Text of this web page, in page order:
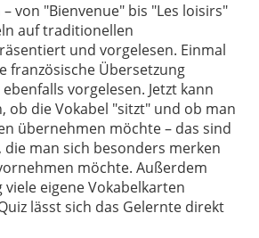
von "Bienvenue" bis "Les loisirs"
auf traditionellen
und vorgelesen. Einmal
französische Übersetzung
vorgelesen. Jetzt kann
ob die Vokabel "sitzt" und ob man
übernehmen möchte – das sind
die man sich besonders merken
möchte. Außerdem
viele eigene Vokabelkarten
lässt sich das Gelernte direkt